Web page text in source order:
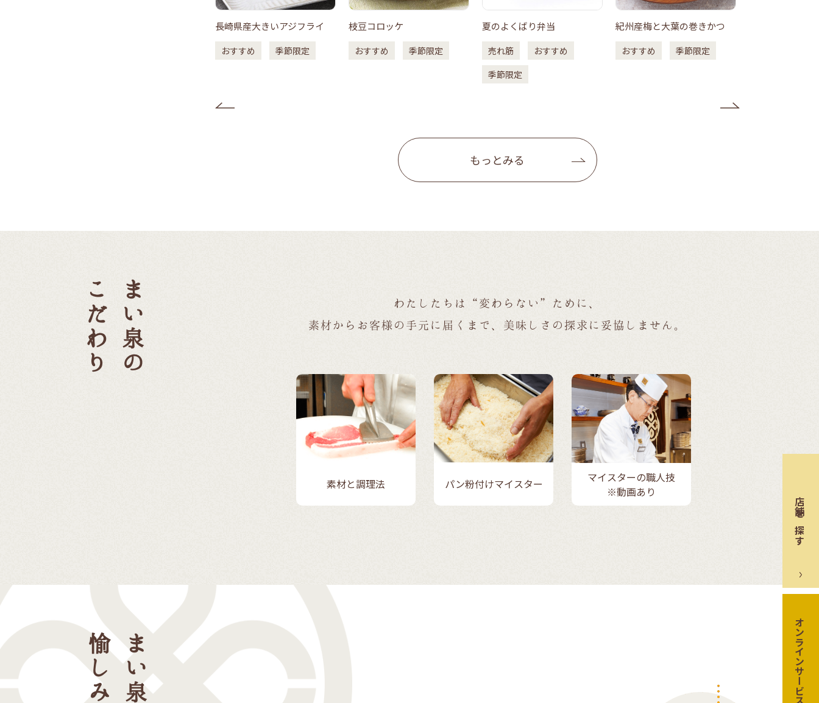
店舗を探す
オンラインサービス
長崎県産大きいアジフライ
おすすめ 季節限定
枝豆コロッケ
おすすめ 季節限定
夏のよくばり弁当
売れ筋
おすすめ
季節限定
紀州産梅と大葉の巻きかつ
おすすめ 季節限定
もっとみる
まい泉の
こだわり
わたしたちは“変わらない”ために、
素材からお客様の手元に届くまで、 美味しさの探求に妥協しません。
素材と調理法 パン粉付けマイスター
マイスターの職人技
※動画あり
まい泉の
愉しみ方